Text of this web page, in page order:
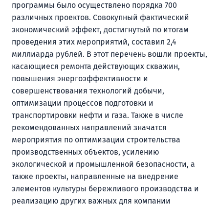
программы было осуществлено порядка 700
различных проектов. Совокупный фактический
экономический эффект, достигнутый по итогам
проведения этих мероприятий, составил 2,4
миллиарда рублей. В этот перечень вошли проекты,
касающиеся ремонта действующих скважин,
повышения энергоэффективности и
совершенствования технологий добычи,
оптимизации процессов подготовки и
транспортировки нефти и газа. Также в числе
рекомендованных направлений значатся
мероприятия по оптимизации строительства
производственных объектов, усилению
экологической и промышленной безопасности, а
также проекты, направленные на внедрение
элементов культуры бережливого производства и
реализацию других важных для компании